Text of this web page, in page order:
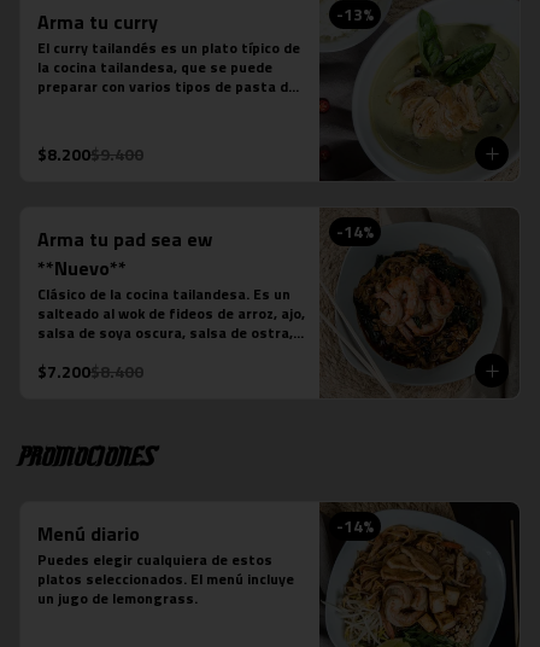
-13%
Arma tu curry
El curry tailandés es un plato típico de
la cocina tailandesa, que se puede
preparar con varios tipos de pasta de
plato levemente picante.
Estos son los ingredientes que
-Massaman: Papas, tamarindo y maní
-Panang: Maní y pimentón rojo
-Rojo: Cebolla morada, albahaca
fresca, jugo de piña y tomate
-Verde: Berenjenas, cebolla morada y
albahaca fresca
$8.200$9.400
-14%
Arma tu pad sea ew
**Nuevo**
Clásico de la cocina tailandesa. Es un
salteado al wok de fideos de arroz, ajo,
salsa de soya oscura, salsa de ostra,
elijas. Plato preparado sobre la base
$7.200$8.400
Promociones
-14%
Menú diario
Puedes elegir cualquiera de estos
platos seleccionados. El menú incluye
un jugo de lemongrass.